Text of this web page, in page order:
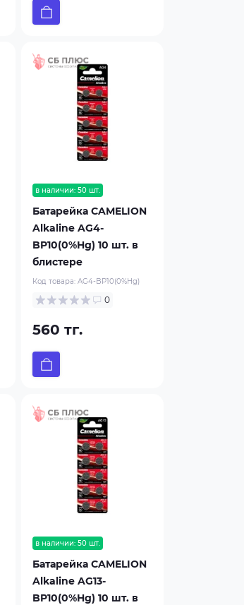
в наличии: 50 шт.
Батарейка CAMELION
Alkaline AG4-
BP10(0%Hg) 10 шт. в
блистере
Код товара:AG4-BP10(0%Hg)
0
560 тг.
в наличии: 50 шт.
Батарейка CAMELION
Alkaline AG13-
BP10(0%Hg) 10 шт. в